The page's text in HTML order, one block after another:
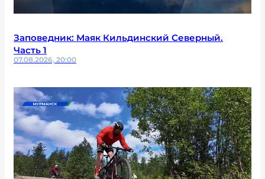
Заповедник: Маяк Кильдинский Северный.
Часть 1
07.08.2026, 20:00